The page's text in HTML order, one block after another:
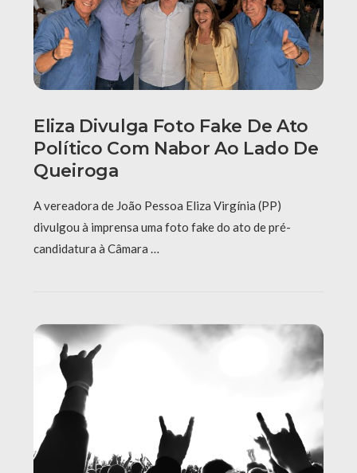
Eliza Divulga Foto Fake De Ato
Político Com Nabor Ao Lado De
Queiroga
A vereadora de João Pessoa Eliza Virgínia (PP)
divulgou à imprensa uma foto fake do ato de pré-
candidatura à Câmara …